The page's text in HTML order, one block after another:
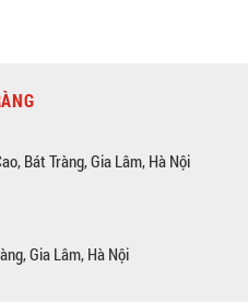
Bát Tràng, Gia Lâm, Hà Nội
Gia Lâm, Hà Nội